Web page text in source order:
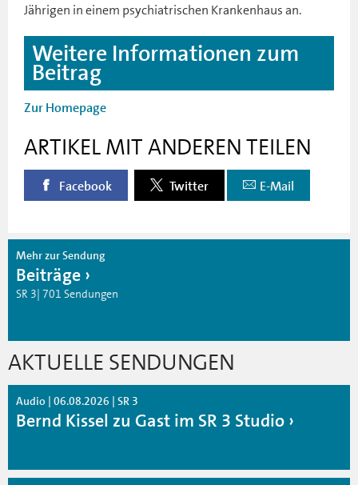
Jährigen in einem psychiatrischen Krankenhaus an.
Weitere Informationen zum
Beitrag
Zur Homepage
ARTIKEL MIT ANDEREN TEILEN
Facebook Twitter E-Mail
Mehr zur Sendung
Beiträge
SR 3| 701 Sendungen
AKTUELLE SENDUNGEN
Audio | 06.08.2026 | SR 3
Bernd Kissel zu Gast im SR 3 Studio